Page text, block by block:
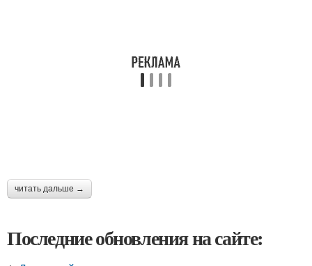
читать дальше →
Последние обновления на сайте: